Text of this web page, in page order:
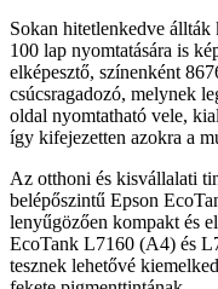
Sokan hitetlenkedve
100 lap nyomtatására is
elképesztő, színenként
csúcsragadozó, melynek
oldal nyomtatható vele,
így kifejezetten azokra a
Az otthoni és kisvállalati
belépőszintű Epson
lenyűgözően kompakt és
EcoTank L7160 (A4) és
tesznek lehetővé